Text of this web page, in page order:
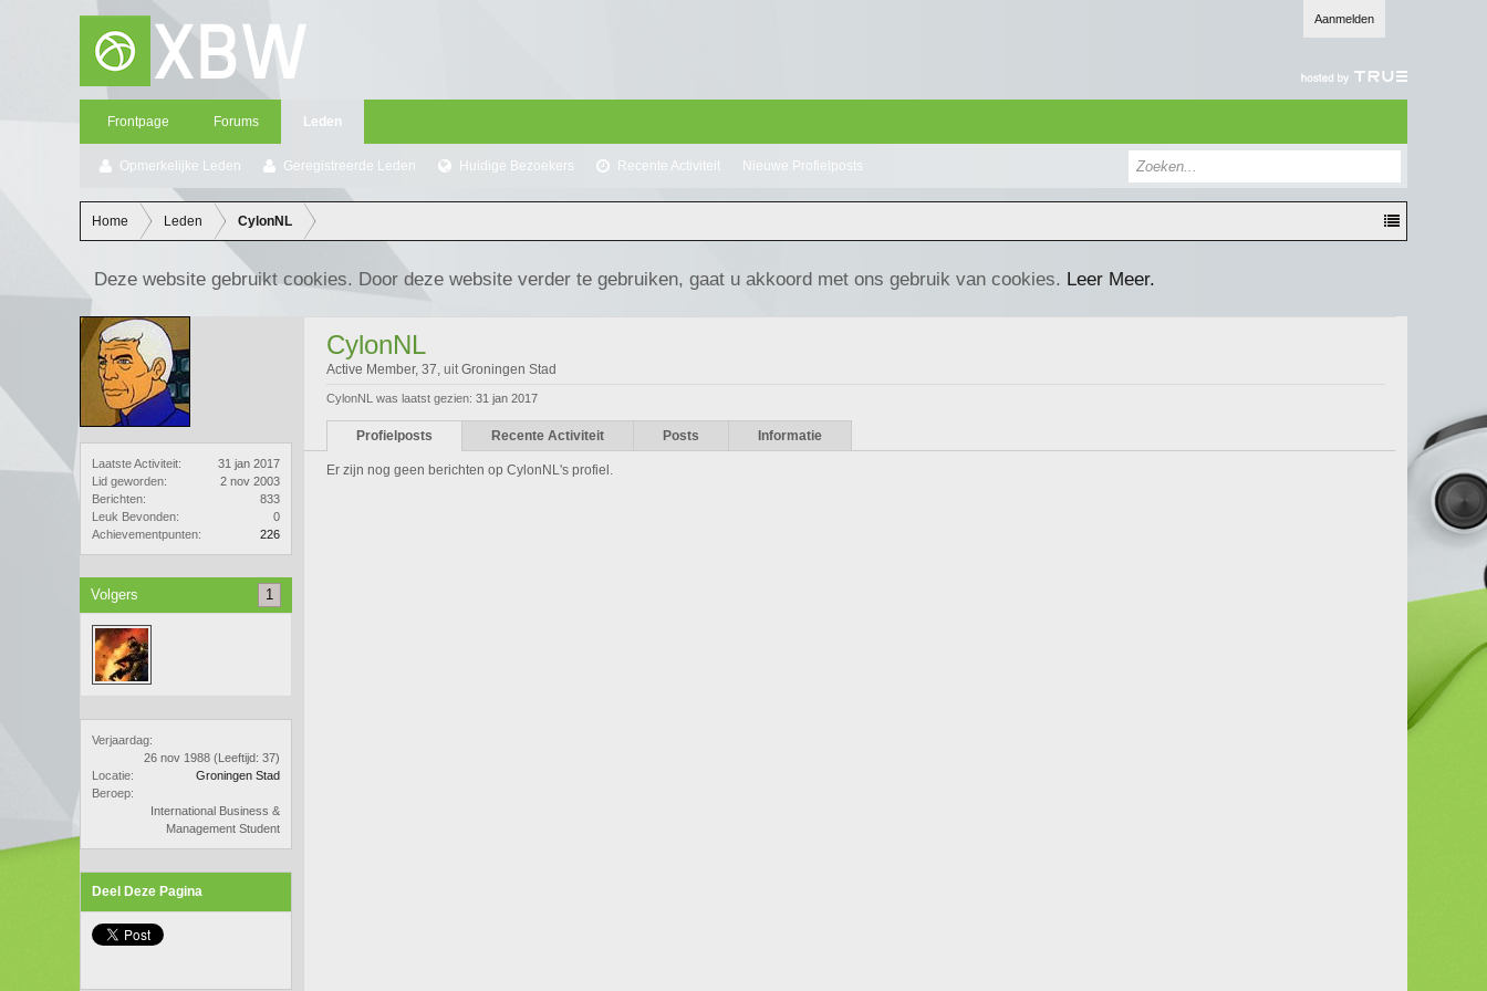
Aanmelden
Frontpage Forums Leden
Opmerkelijke Leden Geregistreerde Leden Huidige Bezoekers Recente Activiteit Nieuwe Profielposts
Home Leden CylonNL
Deze website gebruikt cookies. Door deze website verder te gebruiken, gaat u akkoord met ons gebruik van cookies. Leer Meer.
Laatste Activiteit:
31 jan 2017
Lid geworden:
2 nov 2003
Berichten:
833
Leuk Bevonden:
0
Achievementpunten:
226
Volgers 1
Verjaardag:
26 nov 1988 (Leeftijd: 37)
Locatie:
Groningen Stad
Beroep:
International Business &
Management Student
Deel Deze Pagina
CylonNL
Active Member, 37,uit Groningen Stad
CylonNL was laatst gezien: 31 jan 2017
Profielposts Recente Activiteit Posts Informatie
Er zijn nog geen berichten op CylonNL's profiel.